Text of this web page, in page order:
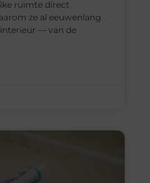
ruimte direct
ze al eeuwenlang
— van de